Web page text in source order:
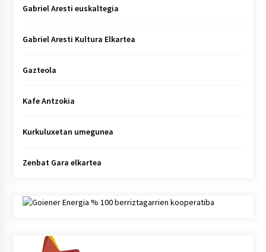
Gabriel Aresti euskaltegia
Gabriel Aresti Kultura Elkartea
Gazteola
Kafe Antzokia
Kurkuluxetan umegunea
Zenbat Gara elkartea